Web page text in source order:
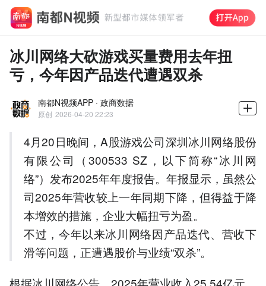
冰川网络大砍游戏买量费用去年扭
亏，今年因产品迭代遭遇双杀
南都N视频APP · 政商数据
原创 2026-04-20 22:23
4月20日晚间，A股游戏公司深圳冰川网络股份
有限公司（300533 SZ，以下简称“冰川网
络”）发布2025年年度报告。年报显示，虽然公
司2025年营收较上一年同期下降，但得益于降
本增效的措施，企业大幅扭亏为盈。
不过，今年以来冰川网络因产品迭代、营收下
滑等问题，正遭遇股价与业绩“双杀”。
根据冰川网络公告，2025年营业收入25.54亿元，